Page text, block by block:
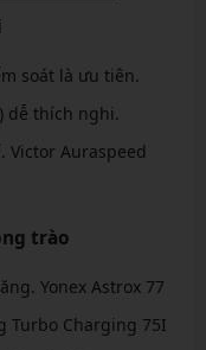
soát là ưu tiên.
dễ thích nghi.
Victor Auraspeed
trào
Yonex Astrox 77
Turbo Charging 75I